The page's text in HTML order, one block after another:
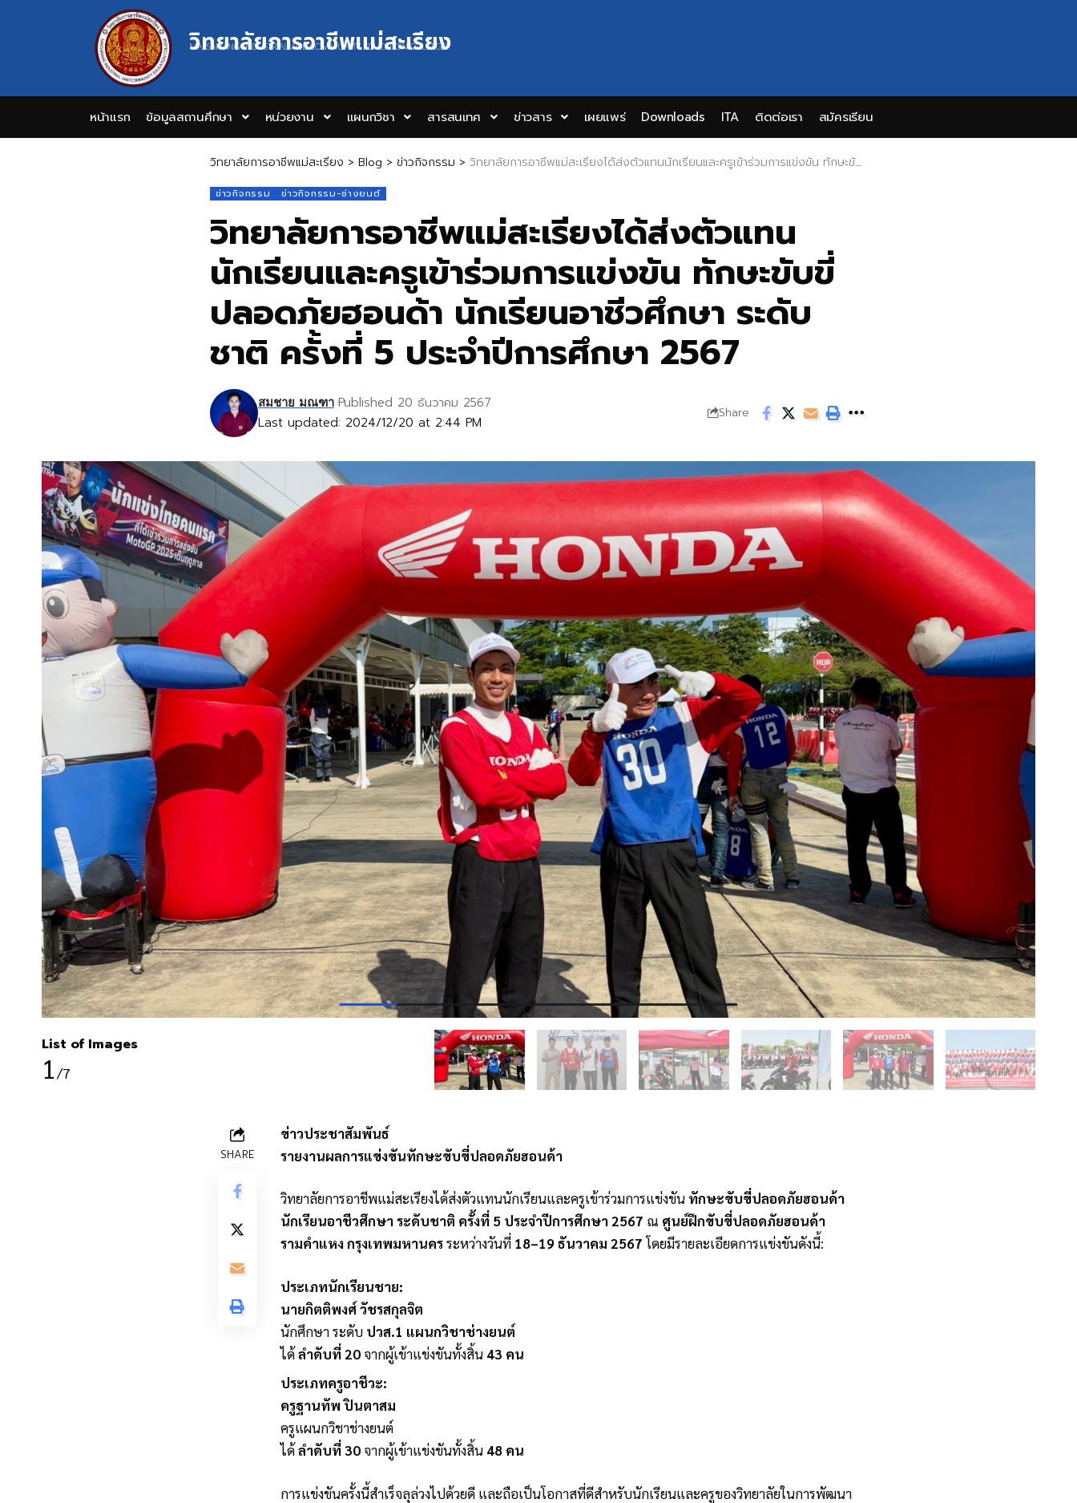
วิทยาลัยการอาชีพแม่สะเรียง
MAESARIANG INDUSTRIAL AND COMMUNITY EDUCATION COLLEGE
หน้าแรก ข้อมูลสถานศึกษา หน่วยงาน แผนกวิชา สารสนเทศ ข่าวสาร เผยแพร่ Downloads ITA ติดต่อเรา สมัครเรียน
วิทยาลัยการอาชีพแม่สะเรียง > Blog > ข่าวกิจกรรม > วิทยาลัยการอาชีพแม่สะเรียงได้ส่งตัวแทนนักเรียนและครูเข้าร่วมการแข่งขัน ทักษะขับขี่ปลอดภัยฮอนด้า นักเรียนอาชีวศึกษา ระดับชาติ ครั้งที่ 5 ประจำปีการศึกษา 2567
ข่าวกิจกรรม ข่าวกิจกรรม-ช่างยนต์
วิทยาลัยการอาชีพแม่สะเรียงได้ส่งตัวแทน
นักเรียนและครูเข้าร่วมการแข่งขัน ทักษะขับขี่
ปลอดภัยฮอนด้า นักเรียนอาชีวศึกษา ระดับ
ชาติ ครั้งที่ 5 ประจำปีการศึกษา 2567
Last updated: 2024/12/20 at 2:44 PM
สมชาย มณฑา Published 20 ธันวาคม 2567
Share
List of Images
1/7
SHARE
ข่าวประชาสัมพันธ์
รายงานผลการแข่งขันทักษะขับขี่ปลอดภัยฮอนด้า
วิทยาลัยการอาชีพแม่สะเรียงได้ส่งตัวแทนนักเรียนและครูเข้าร่วมการแข่งขัน ทักษะขับขี่ปลอดภัยฮอนด้า
นักเรียนอาชีวศึกษา ระดับชาติ ครั้งที่ 5 ประจำปีการศึกษา 2567 ณ ศูนย์ฝึกขับขี่ปลอดภัยฮอนด้า
รามคำแหง กรุงเทพมหานครระหว่างวันที่ 18–19 ธันวาคม 2567โดยมีรายละเอียดการแข่งขันดังนี้:
ประเภทนักเรียนชาย:
นายกิตติพงศ์ วัชรสกุลจิต
นักศึกษา ระดับ ปวส.1 แผนกวิชาช่างยนต์
ได้ลำดับที่ 20 จากผู้เข้าแข่งขันทั้งสิ้น 43 คน
ประเภทครูอาชีวะ:
ครูฐานทัพ ปินตาสม
ครูแผนกวิชาช่างยนต์
ได้ลำดับที่ 30 จากผู้เข้าแข่งขันทั้งสิ้น 48 คน
การแข่งขันครั้งนี้สำเร็จลุล่วงไปด้วยดี และถือเป็นโอกาสที่ดีสำหรับนักเรียนและครูของวิทยาลัยในการพัฒนา